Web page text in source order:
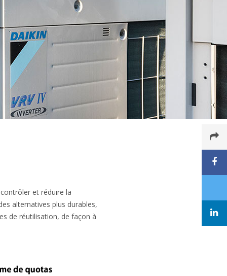
et réduire la
alternatives plus durables,
de réutilisation, de façon à